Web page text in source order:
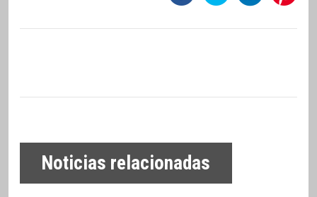
Noticias relacionadas